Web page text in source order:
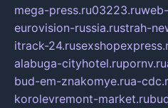
mega-press.ru03223.ru
eurovision-russia.rustrah-
itrack-24.ru
alabuga-cityhotel.rupornv.ru
bud-em-znakomye.rua-
korolevremont-market.ru